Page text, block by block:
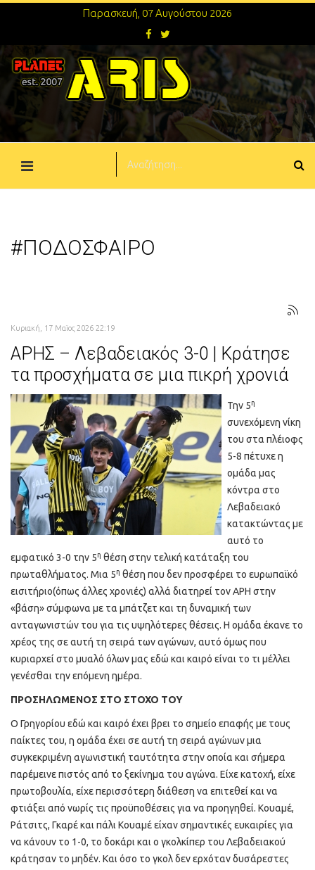
Παρασκευή, 07 Αυγούστου 2026
#ΠΟΔΟΣΦΑΙΡΟ
Κυριακή, 17 Μαϊος 2026 22:19
ΑΡΗΣ – Λεβαδειακός 3-0 | Κράτησε
τα προσχήματα σε μια πικρή χρονιά
Την 5η
συνεχόμενη νίκη
του στα πλέιοφς
5-8 πέτυχε η
ομάδα μας
κόντρα στο
Λεβαδειακό
κατακτώντας με
αυτό το
εμφατικό 3-0 την 5η θέση στην τελική κατάταξη του
πρωταθλήματος. Μια 5η θέση που δεν προσφέρει το ευρωπαϊκό
εισιτήριο(όπως άλλες χρονιές) αλλά διατηρεί τον ΑΡΗ στην
«βάση» σύμφωνα με τα μπάτζετ και τη δυναμική των
ανταγωνιστών του για τις υψηλότερες θέσεις. Η ομάδα έκανε το
χρέος της σε αυτή τη σειρά των αγώνων, αυτό όμως που
κυριαρχεί στο μυαλό όλων μας εδώ και καιρό είναι το τι μέλλει
γενέσθαι την επόμενη ημέρα.
ΠΡΟΣΗΛΩΜΕΝΟΣ ΣΤΟ ΣΤΟΧΟ ΤΟΥ
Ο Γρηγορίου εδώ και καιρό έχει βρει το σημείο επαφής με τους
παίκτες του, η ομάδα έχει σε αυτή τη σειρά αγώνων μια
συγκεκριμένη αγωνιστική ταυτότητα στην οποία και σήμερα
παρέμεινε πιστός από το ξεκίνημα του αγώνα. Είχε κατοχή, είχε
πρωτοβουλία, είχε περισσότερη διάθεση να επιτεθεί και να
φτιάξει από νωρίς τις προϋποθέσεις για να προηγηθεί. Κουαμέ,
Ράτσιτς, Γκαρέ και πάλι Κουαμέ είχαν σημαντικές ευκαιρίες για
να κάνουν το 1-0, το δοκάρι και ο γκολκίπερ του Λεβαδειακού
κράτησαν το μηδέν. Και όσο το γκολ δεν ερχόταν δυσάρεστες